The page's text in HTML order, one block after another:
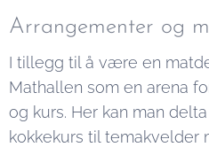
Arrangementer og
I tillegg til å være en
Mathallen som en arena
og kurs. Her kan man
kokkekurs til temakvelder